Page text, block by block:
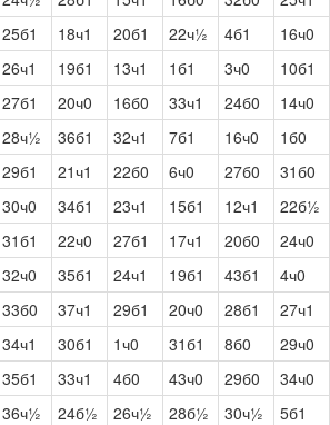
25б1 18ч1 20б1 22ч½ 4б1 16ч0
26ч1 19б1 13ч1 1б1 3ч0 10б1
27б1 20ч0 16б0 33ч1 24б0 14ч0
28ч½ 36б1 32ч1 7б1 16ч0 1б0
29б1 21ч1 22б0 6ч0 27б0 31б0
30ч0 34б1 23ч1 15б1 12ч1 22б½
31б1 22ч0 27б1 17ч1 20б0 24ч0
32ч0 35б1 24ч1 19б1 43б1 4ч0
33б0 37ч1 29б1 20ч0 28б1 27ч1
34ч1 30б1 1ч0 31б1 8б0 29ч0
35б1 33ч1 4б0 43ч0 29б0 34ч0
36ч½ 24б½ 26ч½ 28б½ 30ч½ 5б1